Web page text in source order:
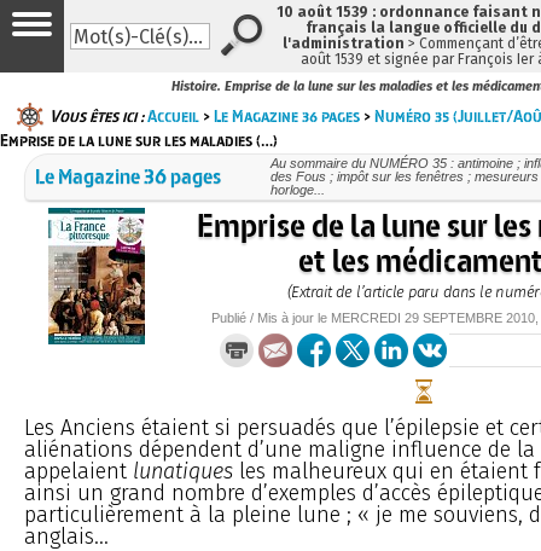
Histoire. Emprise de la lune sur les maladies et les
Vous êtes ici :Accueil >Le Magazine 36 pages >Numéro 35 (Juillet/
Emprise de la lune sur les maladies (…)
Le Magazine 36 pages
Au sommaire du NUMÉRO 35 : antimoine ;
des Fous ; impôt sur les fenêtres ;
horloge...
Emprise de la lune sur
et les
(Extrait de l’article paru dans le
Publié / Mis à jour le MERCREDI 29 SEPTEMBRE 2010
Les Anciens étaient si persuadés que l’épilepsie et
aliénations dépendent d’une maligne influence de la
appelaient lunatiques les malheureux qui en étaient
ainsi un grand nombre d’exemples d’accès
particulièrement à la pleine lune ; « je me souviens,
anglais...
10 août 1539 : ordonnance faisant
français la langue officielle du
l'administration > Commençant
août 1539 et signée par François